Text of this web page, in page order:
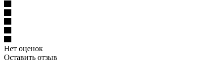
Нет оценок
Оставить отзыв